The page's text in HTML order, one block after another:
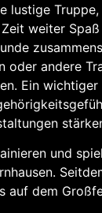
lustige
weiter
oder andere
Ein
und
auf dem